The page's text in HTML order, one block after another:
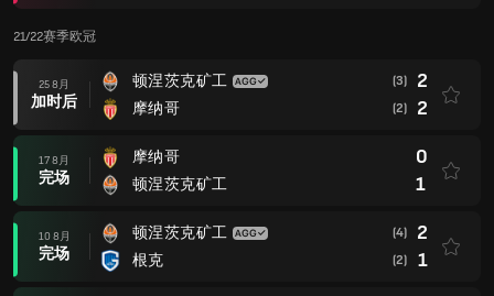
21/22赛季欧冠
25 8月
加时后
顿涅茨克矿工
摩纳哥
(3) 2
(2) 2
17 8月
完场
摩纳哥
顿涅茨克矿工
0
1
10 8月
完场
顿涅茨克矿工
根克
(4) 2
(2) 1